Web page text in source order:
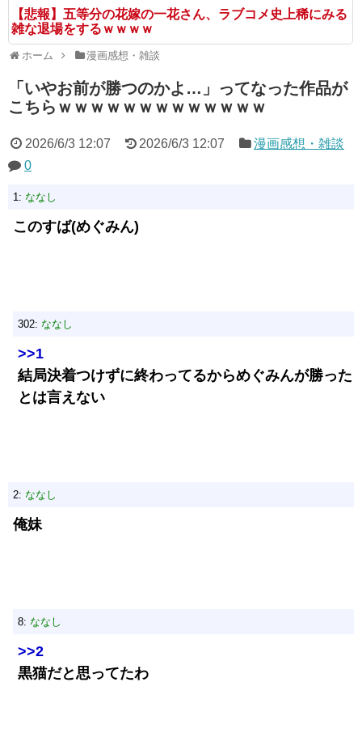
【悲報】五等分の花嫁の一花さん、ラブコメ史上稀にみる
雑な退場をするｗｗｗｗ
ホーム 漫画感想・雑談
「いやお前が勝つのかよ…」ってなった作品が
こちらｗｗｗｗｗｗｗｗｗｗｗｗｗ
2026/6/3 12:07 2026/6/3 12:07
漫画感想・雑談
0
1: ななし
このすば(めぐみん)
302: ななし
>>1
結局決着つけずに終わってるからめぐみんが勝った
とは言えない
2: ななし
俺妹
8: ななし
>>2
黒猫だと思ってたわ